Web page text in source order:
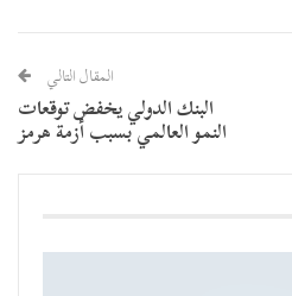
المقال التالي
البنك الدولي يخفض توقعات
النمو العالمي بسبب أزمة هرمز